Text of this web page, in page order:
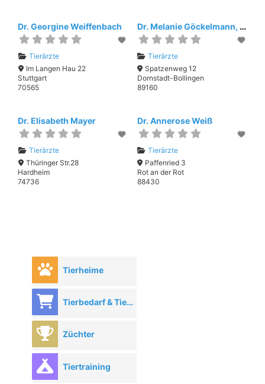
Dr. Georgine Weiffenbach
Tierärzte
Im Langen Hau 22
Stuttgart
70565
Dr. Melanie Göckelmann, Ganzheitliches Therapiezentrum
Tierärzte
Spatzenweg 12
Dornstadt-Bollingen
89160
Dr. Elisabeth Mayer
Tierärzte
Thüringer Str.28
Hardheim
74736
Dr. Annerose Weiß
Tierärzte
Paffenried 3
Rot an der Rot
88430
Tierheime
Tierbedarf & Tierhandel
Züchter
Tiertraining